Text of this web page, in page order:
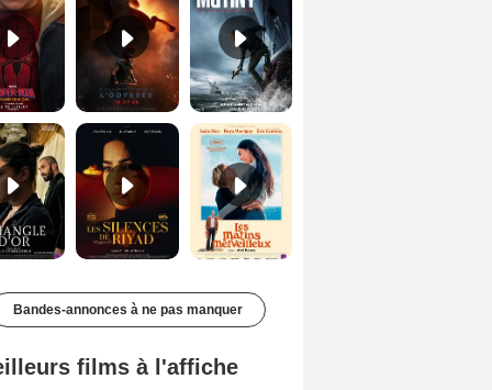
Les Silences de Riyad Bande-annonce VO STFR Les Matins merveilleux Bande-annonce VF
Bandes-annonces à ne pas manquer
films à l'affiche